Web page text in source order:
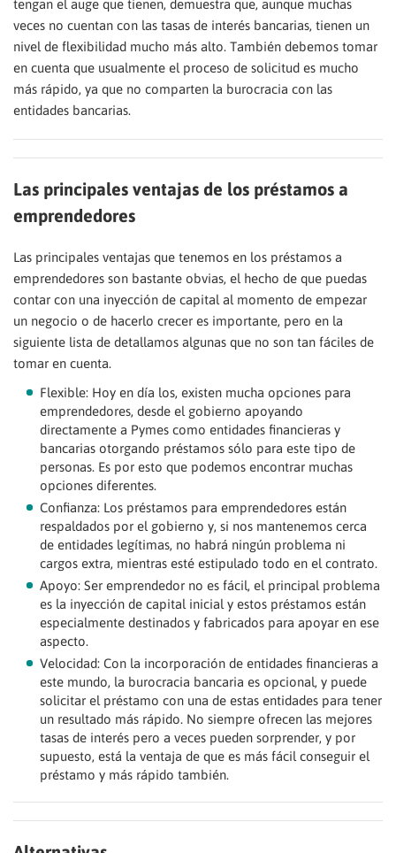
tengan el auge que tienen, demuestra que, aunque muchas
veces no cuentan con las tasas de interés bancarias, tienen un
nivel de flexibilidad mucho más alto. También debemos tomar
en cuenta que usualmente el proceso de solicitud es mucho
más rápido, ya que no comparten la burocracia con las
entidades bancarias.
Las principales ventajas de los préstamos a
emprendedores
Las principales ventajas que tenemos en los préstamos a
emprendedores son bastante obvias, el hecho de que puedas
contar con una inyección de capital al momento de empezar
un negocio o de hacerlo crecer es importante, pero en la
siguiente lista de detallamos algunas que no son tan fáciles de
tomar en cuenta.
Flexible: Hoy en día los, existen mucha opciones para
emprendedores, desde el gobierno apoyando
directamente a Pymes como entidades financieras y
bancarias otorgando préstamos sólo para este tipo de
personas. Es por esto que podemos encontrar muchas
opciones diferentes.
Confianza: Los préstamos para emprendedores están
respaldados por el gobierno y, si nos mantenemos cerca
de entidades legítimas, no habrá ningún problema ni
cargos extra, mientras esté estipulado todo en el contrato.
Apoyo: Ser emprendedor no es fácil, el principal problema
es la inyección de capital inicial y estos préstamos están
especialmente destinados y fabricados para apoyar en ese
aspecto.
Velocidad: Con la incorporación de entidades financieras a
este mundo, la burocracia bancaria es opcional, y puede
solicitar el préstamo con una de estas entidades para tener
un resultado más rápido. No siempre ofrecen las mejores
tasas de interés pero a veces pueden sorprender, y por
supuesto, está la ventaja de que es más fácil conseguir el
préstamo y más rápido también.